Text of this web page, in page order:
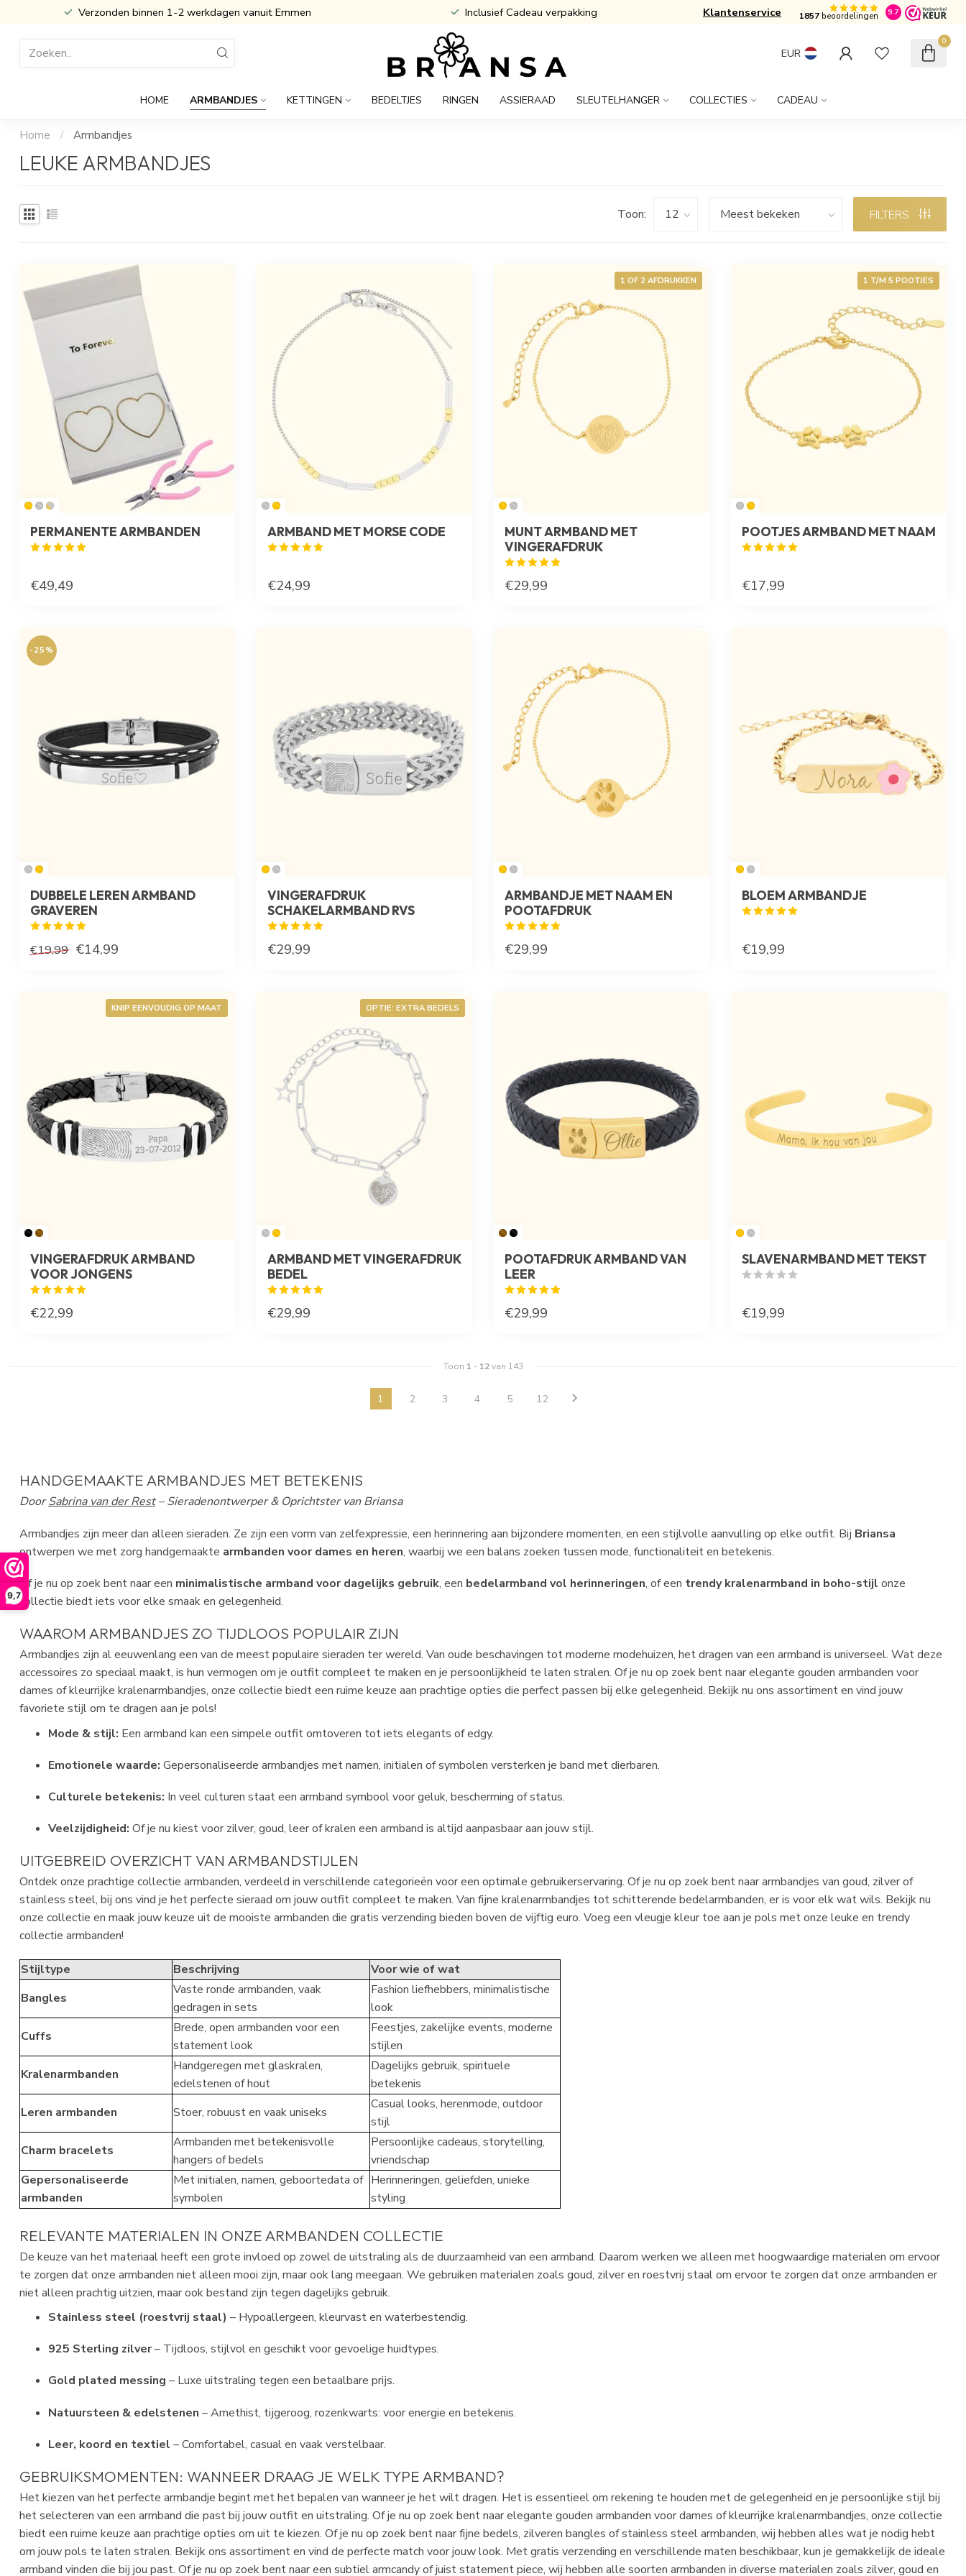
9,7
Inclusief Cadeau verpakking Atijd Gratis Gegraveerd Gratis verzonden vanaf € 50,-
Klantenservice 1857beoordelingen 9.7
EUR
0
HOME ARMBANDJES KETTINGEN BEDELTJES RINGEN ASSIERAAD SLEUTELHANGER COLLECTIES CADEAU
Home / Armbandjes
LEUKE ARMBANDJES
Toon: FILTERS
PERMANENTE ARMBANDEN
€49,49
ARMBAND MET MORSE CODE
€24,99
1 OF 2 AFDRUKKEN
MUNT ARMBAND MET
VINGERAFDRUK
€29,99
1 T/M 5 POOTJES
POOTJES ARMBAND MET NAAM
€17,99
-25%
DUBBELE LEREN ARMBAND
GRAVEREN
€19,99 €14,99
VINGERAFDRUK
SCHAKELARMBAND RVS
€29,99
ARMBANDJE MET NAAM EN
POOTAFDRUK
€29,99
BLOEM ARMBANDJE
€19,99
KNIP EENVOUDIG OP MAAT
VINGERAFDRUK ARMBAND
VOOR JONGENS
€22,99
OPTIE: EXTRA BEDELS
ARMBAND MET VINGERAFDRUK
BEDEL
€29,99
POOTAFDRUK ARMBAND VAN
LEER
€29,99
SLAVENARMBAND MET TEKST
€19,99
Toon 1 - 12van 143
1 2 3 4 5 12
HANDGEMAAKTEARMBANDJES MET BETEKENIS
DoorSabrina van der Rest– Sieradenontwerper & Oprichtster van Briansa
Armbandjes zijn meer dan alleen sieraden. Ze zijn een vorm van zelfexpressie, een herinnering aan bijzondere momenten, en een stijlvolle aanvulling op elke outfit. Bij Briansa
ontwerpen we met zorg handgemaakte armbanden voor dames en heren, waarbij we een balans zoeken tussen mode, functionaliteit en betekenis.
Of je nu op zoek bent naar een minimalistische armband voor dagelijks gebruik, een bedelarmband vol herinneringen, of een trendy kralenarmband in boho-stijl onze
collectie biedt iets voor elke smaak en gelegenheid.
WAAROM ARMBANDJES ZO TIJDLOOS POPULAIR ZIJN
Armbandjes zijn al eeuwenlang een van de meest populaire sieraden ter wereld. Van oude beschavingen tot moderne modehuizen, het dragen van een armband is universeel. Wat deze
accessoires zo speciaal maakt, is hun vermogen om je outfit compleet te maken en je persoonlijkheid te laten stralen. Of je nu op zoek bent naar elegante gouden armbanden voor
dames of kleurrijke kralenarmbandjes, onze collectie biedt een ruime keuze aan prachtige opties die perfect passen bij elke gelegenheid. Bekijk nu ons assortiment en vind jouw
favoriete stijl om te dragen aan je pols!
Mode & stijl: Een armband kan een simpele outfit omtoveren tot iets elegants of edgy.
Emotionele waarde: Gepersonaliseerde armbandjes met namen, initialen of symbolen versterken je band met dierbaren.
Culturele betekenis: In veel culturen staat een armband symbool voor geluk, bescherming of status.
Veelzijdigheid: Of je nu kiest voor zilver, goud, leer of kralen een armband is altijd aanpasbaar aan jouw stijl.
UITGEBREID OVERZICHT VAN ARMBANDSTIJLEN
Ontdek onze prachtige collectie armbanden, verdeeld in verschillende categorieën voor een optimale gebruikerservaring. Of je nu op zoek bent naararmbandjes van goud, zilver of
stainless steel, bij ons vind je het perfecte sieraad om jouw outfit compleet te maken. Van fijne kralenarmbandjes tot schitterende bedelarmbanden, er is voor elk wat wils. Bekijk nu
onze collectie en maak jouw keuze uit de mooiste armbanden die gratis verzending bieden boven de vijftig euro. Voeg een vleugje kleur toe aan je pols met onze leuke en trendy
collectie armbanden!
Stijltype Beschrijving
Voor wie of wat
Bangles
Vaste ronde armbanden, vaak
gedragen in sets
Fashion liefhebbers, minimalistische
look
Cuffs
Brede, open armbanden voor een
statement look
Feestjes, zakelijke events, moderne
stijlen
Kralenarmbanden
Handgeregen met glaskralen,
edelstenen of hout
Dagelijks gebruik, spirituele
betekenis
Leren armbanden
Stoer, robuust en vaak uniseks
Casual looks, herenmode, outdoor
stijl
Charm bracelets
Armbanden met betekenisvolle
hangers of bedels
Persoonlijke cadeaus, storytelling,
vriendschap
Gepersonaliseerde
armbanden
Met initialen, namen, geboortedata of
symbolen
Herinneringen, geliefden, unieke
styling
RELEVANTE MATERIALEN IN ONZE ARMBANDEN COLLECTIE
De keuze van het materiaal heeft een grote invloed op zowel de uitstraling als de duurzaamheid van een armband. Daarom werken we alleen met hoogwaardige materialen om ervoor
te zorgen dat onze armbanden niet alleen mooi zijn, maar ook lang meegaan. We gebruiken materialen zoals goud, zilver en roestvrij staal om ervoor te zorgen dat onze armbanden er
niet alleen prachtig uitzien, maar ook bestand zijn tegen dagelijks gebruik.
Stainless steel (roestvrij staal) – Hypoallergeen, kleurvast en waterbestendig.
925 Sterling zilver– Tijdloos, stijlvol en geschikt voor gevoelige huidtypes.
Gold plated messing – Luxe uitstraling tegen een betaalbare prijs.
Natuursteen & edelstenen – Amethist, tijgeroog, rozenkwarts: voor energie en betekenis.
Leer, koord en textiel – Comfortabel, casual en vaak verstelbaar.
GEBRUIKSMOMENTEN: WANNEER DRAAG JE WELK TYPE ARMBAND?
Het kiezen van het perfecte armbandje begint met het bepalen van wanneer je het wilt dragen. Het is essentieel om rekening te houden met de gelegenheid en je persoonlijke stijl bij
het selecteren van een armband die past bij jouw outfit en uitstraling. Of je nu op zoek bent naar elegante gouden armbanden voor dames of kleurrijke kralenarmbandjes, onze collectie
biedt een ruime keuze aan prachtige opties om uit te kiezen. Of je nu op zoek bent naar fijne bedels, zilveren bangles of stainless steel armbanden, wij hebben alles wat je nodig hebt
om jouw pols te laten stralen. Bekijk ons assortiment en vind de perfecte match voor jouw look. Met gratis verzending en verschillende maten beschikbaar, kun je gemakkelijk de ideale
armband vinden die bij jou past. Of je nu op zoek bent naar een subtiel armcandy of juist statement piece, wij hebben alle soorten armbanden in diverse materialen zoals zilver, goud en